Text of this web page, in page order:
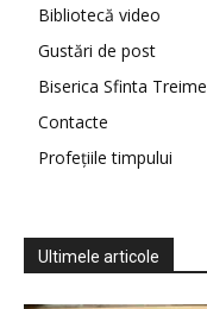
Bibliotecă video
Gustări de post
Biserica Sfinta Treime
Contacte
Profețiile timpului
Ultimele articole